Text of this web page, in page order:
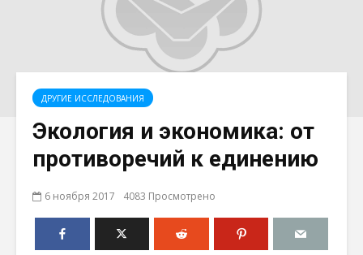
ДРУГИЕ ИССЛЕДОВАНИЯ
Экология и экономика: от
противоречий к единению
6 ноября 2017 4083 Просмотрено